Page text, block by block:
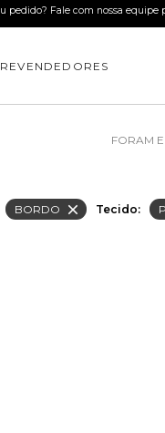
pedido? Fale com nossa equipe
REVENDEDORES
BORDO Tecido: